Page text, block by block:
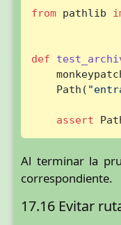
from pathlib
def
    Path(
assert
Al terminar la
correspondiente.
17.16 Evitar